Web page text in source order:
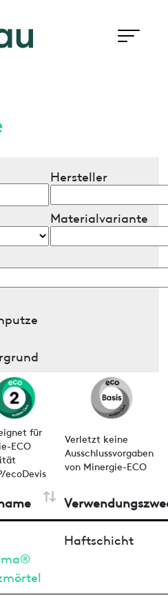
Hersteller
Materialvariante
für
ECO
ecoDevis
Verletzt keine
Ausschlussvorgaben
von Minergie-ECO
Haftschicht